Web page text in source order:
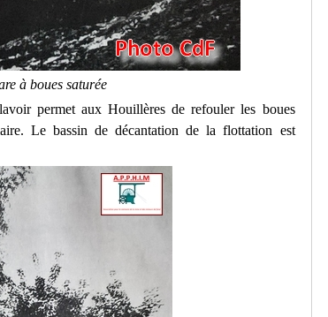
à boues saturée
permet aux Houillères de refouler les boues
Le bassin de décantation de la flottation est